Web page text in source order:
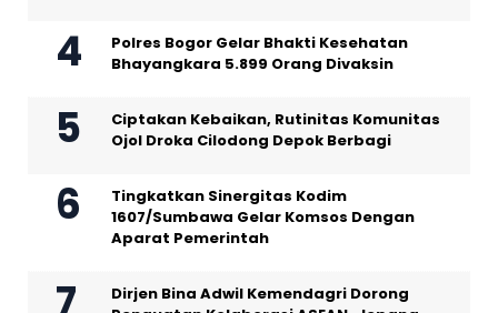
Polres Bogor Gelar Bhakti Kesehatan
Bhayangkara 5.899 Orang Divaksin
Ciptakan Kebaikan, Rutinitas Komunitas
Ojol Droka Cilodong Depok Berbagi
Tingkatkan Sinergitas Kodim
1607/Sumbawa Gelar Komsos Dengan
Aparat Pemerintah
Dirjen Bina Adwil Kemendagri Dorong